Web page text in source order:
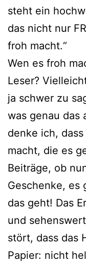
steht ein
das nicht nur
froh macht.“
Wen es froh
Leser?
ja schwer zu
was genau das
den­ke ich,
macht, die es
Beiträge, ob
Geschenke, es
das geht! Das
und
stört, dass das
Papier: nicht